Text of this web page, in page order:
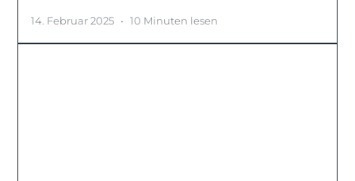
14. Februar 2025 • 10 Minuten lesen